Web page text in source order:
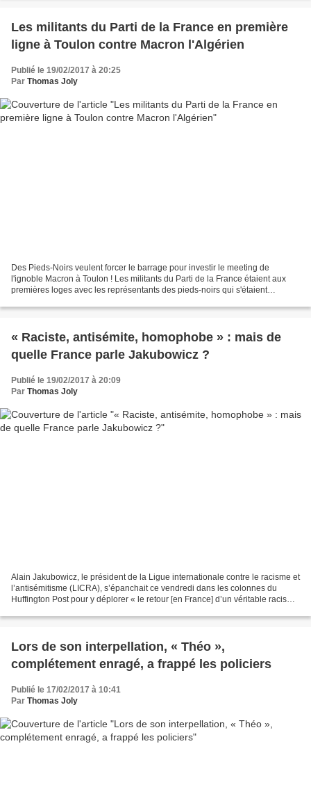
Les militants du Parti de la France en première
ligne à Toulon contre Macron l'Algérien
Publié le 19/02/2017 à 20:25
Par Thomas Joly
Des Pieds-Noirs veulent forcer le barrage pour investir le meeting de
l'ignoble Macron à Toulon ! Les militants du Parti de la France étaient aux
premières loges avec les représentants des pieds-noirs qui s'étaient
« Raciste, antisémite, homophobe » : mais de
quelle France parle Jakubowicz ?
Publié le 19/02/2017 à 20:09
Par Thomas Joly
Alain Jakubowicz, le président de la Ligue internationale contre le racisme et
l’antisémitisme (LICRA), s’épanchait ce vendredi dans les colonnes du
Huffington Post pour y déplorer « le retour [en France] d’un véritable racisme
Lors de son interpellation, « Théo »,
complétement enragé, a frappé les policiers
Publié le 17/02/2017 à 10:41
Par Thomas Joly